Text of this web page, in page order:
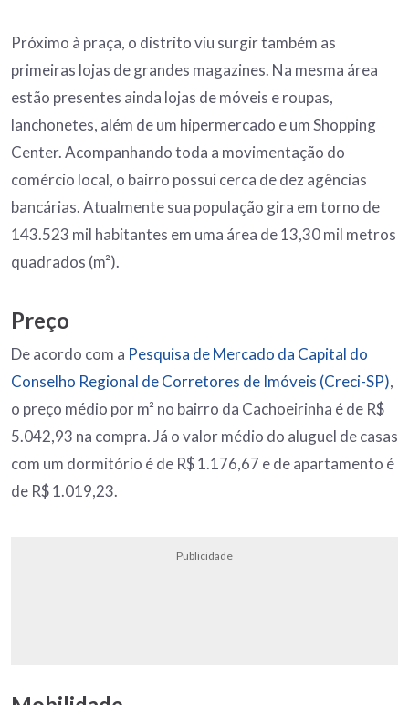
Próximo à praça, o distrito viu surgir também as
primeiras lojas de grandes magazines. Na mesma área
estão presentes ainda lojas de móveis e roupas,
lanchonetes, além de um hipermercado e um Shopping
Center. Acompanhando toda a movimentação do
comércio local, o bairro possui cerca de dez agências
bancárias. Atualmente sua população gira em torno de
143.523 mil habitantes em uma área de 13,30 mil metros
quadrados (m²).
Preço
De acordo com a Pesquisa de Mercado da Capital do
Conselho Regional de Corretores de Imóveis (Creci-SP),
o preço médio por m² no bairro da Cachoeirinha é de R$
5.042,93 na compra. Já o valor médio do aluguel de casas
com um dormitório é de R$ 1.176,67 e de apartamento é
de R$ 1.019,23.
Publicidade